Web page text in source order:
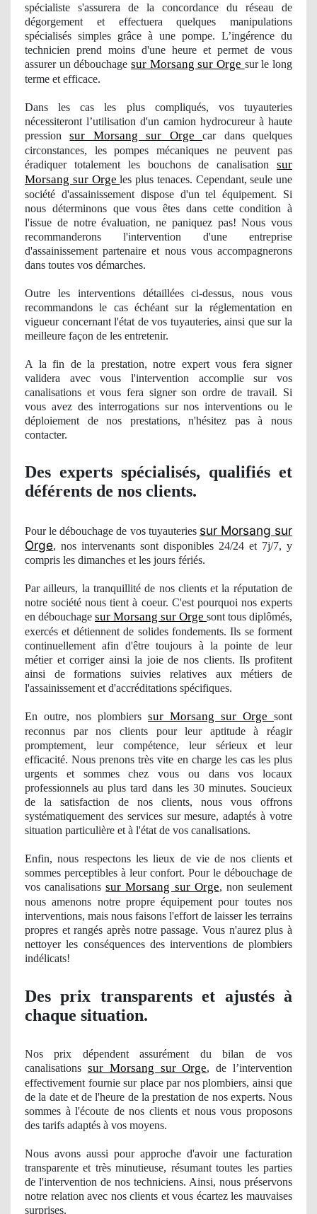
spécialiste s'assurera de la concordance du réseau de
dégorgement et effectuera quelques manipulations
spécialisés simples grâce à une pompe. L’ingérence du
technicien prend moins d'une heure et permet de vous
assurerun débouchagesur Morsang sur Orge sur le long
terme et efficace.
Dans les cas les plus compliqués, vostuyauteries
nécessiteront l’utilisation d'un camion hydrocureur à haute
pressionsur Morsang sur Orgecar dans quelques
circonstances, les pompes mécaniques ne peuvent pas
éradiquer totalement les bouchons de canalisation sur
Morsang sur Orgeles plus tenaces. Cependant, seule une
société d'assainissement dispose d'un tel équipement. Si
nous déterminonsque vous êtes dans cette condition à
l'issue de notre évaluation, ne paniquez pas! Nous vous
recommanderons l'intervention d'une entreprise
d'assainissement partenaire et nous vous accompagnerons
dans toutes vos démarches.
Outre les interventions détaillées ci-dessus, nous vous
recommandons le cas échéant sur la réglementation en
vigueur concernant l'état de vos tuyauteries, ainsi que sur la
meilleure façon de les entretenir.
A la fin de la prestation, notre expert vous fera signer
validera avec vous l'intervention accomplie sur vos
canalisations et vous fera signer son ordre de travail. Si
vous avez des interrogations sur nos interventions ou le
déploiement de nos prestations, n'hésitez pas à nous
contacter.
Des experts spécialisés, qualifiés et
déférents de nos clients.
Pour le débouchage de vos tuyauteries sur Morsang sur
Orge, nos intervenants sont disponibles 24/24 et 7j/7, y
compris les dimanches et les jours fériés.
Par ailleurs, la tranquillité de nos clients et la réputation de
notre société nous tient à coeur. C'est pourquoi nosexperts
en débouchage sur Morsang sur Orge sont tous diplômés,
exercés et détiennent de solides fondements. Ils se forment
continuellement afin d'être toujours à la pointe de leur
métier et corriger ainsi la joie de nos clients. Ils profitent
ainsi de formations suivies relatives aux métiers de
l'assainissement et d'accréditations spécifiques.
En outre, nos plombiers sur Morsang sur Orge sont
reconnus par nos clients pour leur aptitude à réagir
promptement, leur compétence, leur sérieux et leur
efficacité. Nous prenons très vite en charge les cas les plus
urgents et sommes chez vous ou dans vos locaux
professionnels au plus tard dans les 30 minutes. Soucieux
de la satisfaction de nos clients, nous vous offrons
systématiquement des services sur mesure, adaptés à votre
situation particulière et à l'état de vos canalisations.
Enfin, nous respectons les lieux de vie de nos clients et
sommes perceptibles à leur confort. Pour le débouchage de
voscanalisationssur Morsang sur Orge, non seulement
nous amenons notre propre équipement pour toutes nos
interventions, mais nous faisons l'effort de laisser les terrains
propres et rangés après notre passage. Vous n'aurez plus à
nettoyer les conséquences des interventions de plombiers
indélicats!
Des prix transparents et ajustés à
chaque situation.
Nosprix dépendent assurément du bilan de vos
canalisations sur Morsang sur Orge, de l’intervention
effectivement fournie sur place par nos plombiers, ainsi que
de la date et de l'heure de la prestation de nos experts. Nous
sommes àl'écoute de nos clients et nous vous proposons
des tarifs adaptés à vos moyens.
Nous avons aussi pour approche d'avoir une facturation
transparente et très minutieuse, résumant toutes les parties
de l'intervention de nos techniciens. Ainsi, nous préservons
notre relation avec nos clients et vous écartez les mauvaises
surprises.